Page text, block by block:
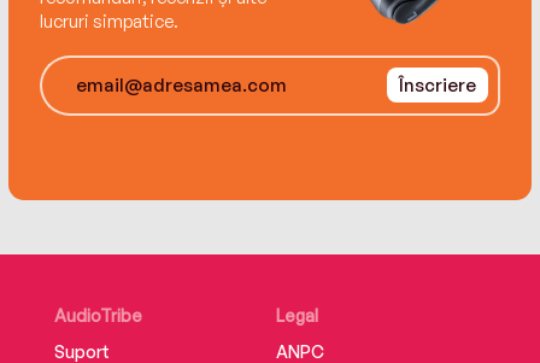
lucruri simpatice.
Înscriere
AudioTribe
Suport
Legal
ANPC